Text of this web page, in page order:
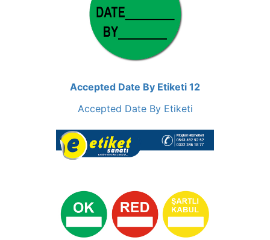
Accepted Date By Etiketi 12
Accepted Date By Etiketi